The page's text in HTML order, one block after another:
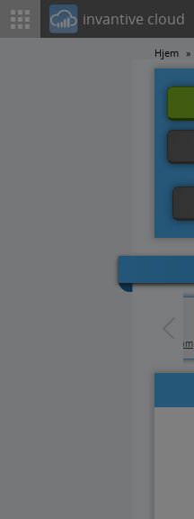
invantive cloud
Hjem
tilføjelsesprogram